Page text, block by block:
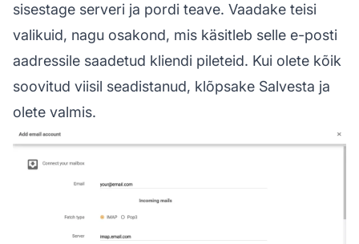
sisestage serveri ja pordi teave. Vaadake teisi
valikuid, nagu osakond, mis käsitleb selle e-posti
aadressile saadetud kliendi pileteid. Kui olete kõik
soovitud viisil seadistanud, klõpsake Salvesta ja
olete valmis.